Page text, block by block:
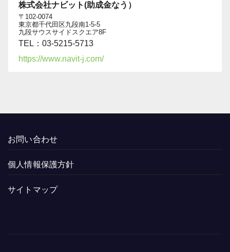
株式会社ナビット(助成金なう）
〒102-0074
東京都千代田区九段南1-5-5
九段サウスサイドスクエア8F
TEL：03-5215-5713
https://www.navit-j.com/
お問い合わせ
個人情報保護方針
サイトマップ